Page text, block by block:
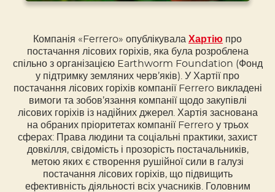
Компанія «Ferrero» опублікувала Хартію про
постачання лісових горіхів, яка була розроблена
спільно з організацією Earthworm Foundation (Фонд
у підтримку земляних черв’яків). У Хартії про
постачання лісових горіхів компанії Ferrero викладені
вимоги та зобов’язання компанії щодо закупівлі
лісових горіхів із надійних джерел. Хартія заснована
на обраних пріоритетах компанії Ferrero у трьох
сферах: Права людини та соціальні практики, захист
довкілля, свідомість і прозорість постачальників,
метою яких є створення рушійної сили в галузі
постачання лісових горіхів, що підвищить
ефективність діяльності всіх учасників. Головним